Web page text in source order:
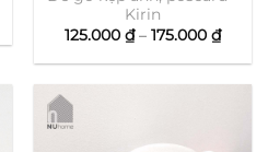
₫
Kirin
125.000 ₫ – 175.000 ₫
giá:
từ